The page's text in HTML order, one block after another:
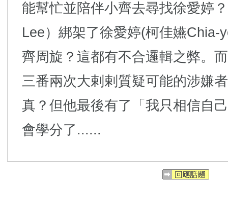
能幫忙並陪伴小齊去尋找徐愛婷
Lee）綁架了徐愛婷(柯佳嬿Chia-
齊周旋？這都有不合邏輯之弊。
三番兩次大剌剌質疑可能的涉嫌
真？但他最後有了「我只相信自
會學分了......